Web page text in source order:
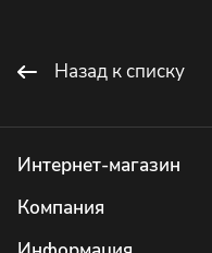
Назад к списку
Интернет-магазин
Компания